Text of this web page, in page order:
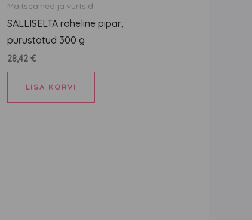
Maitseained ja vürtsid
SALLISELTA roheline pipar,
purustatud 300 g
28,42 €
LISA KORVI